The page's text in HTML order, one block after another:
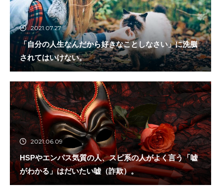
2021.07.27
「自分の人生なんだから好きなことしなさい」に洗脳
されてはいけない。
2021.06.09
HSPやエンパス気質の人、スピ系の人がよく言う「嘘
がわかる」はだいたい嘘（詐欺）。